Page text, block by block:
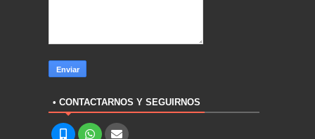
• CONTACTARNOS Y SEGUIRNOS